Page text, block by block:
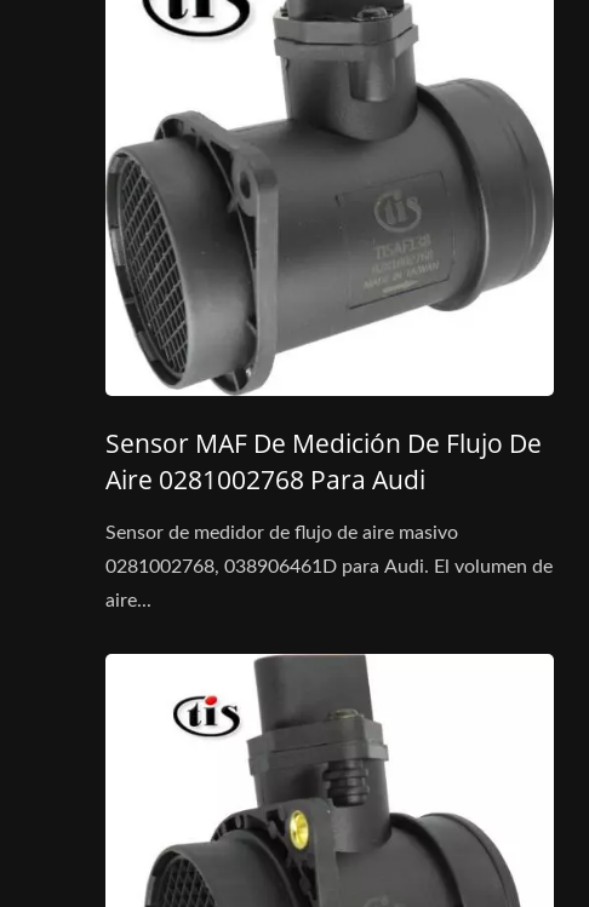
Sensor MAF De Medición De Flujo De
Aire 0281002768 Para Audi
Sensor de medidor de flujo de aire masivo
0281002768, 038906461D para Audi. El volumen de
aire...